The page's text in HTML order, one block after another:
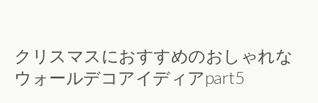
クリスマスにおすすめのおしゃれな
ウォールデコアイディアpart5